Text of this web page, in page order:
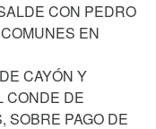
CON PEDRO
EN
CAYÓN Y
CONDE DE
SOBRE PAGO DE